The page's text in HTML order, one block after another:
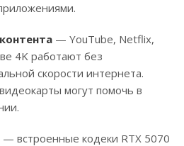
— YouTube, Netflix,
4K работают без
скорости интернета.
могут помочь в
— встроенные кодеки RTX 5070